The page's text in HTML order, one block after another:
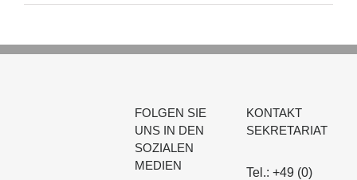
FOLGEN SIE
UNS IN DEN
SOZIALEN
MEDIEN
KONTAKT
SEKRETARIAT
Tel.: +49 (0)